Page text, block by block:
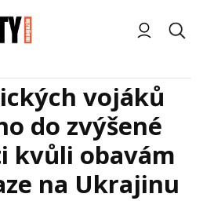
vojáků
do zvýšené
kvůli obavám
na Ukrajinu